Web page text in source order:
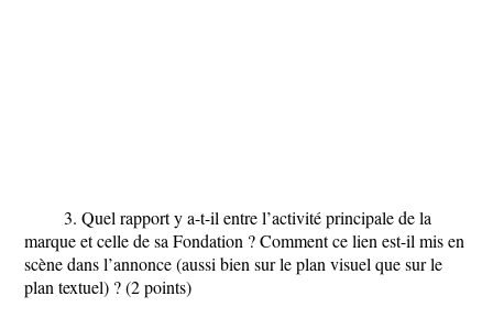
3. Quel rapport y a-t-il entre l’activité principale de la
marque et celle de sa Fondation ? Comment ce lien est-il mis en
scène dans l’annonce (aussi bien sur le plan visuel que sur le
plan textuel) ? (2 points)